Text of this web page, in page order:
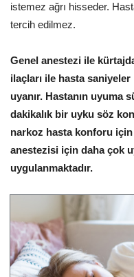
istemez ağrı hisseder.
tercih edilmez.
Genel anestezi ile
ilaçları ile hasta
uyanır. Hastanın uyuma
dakikalık bir uyku söz
narkoz hasta konforu
anestezisi için daha çok
uygulanmaktadır.